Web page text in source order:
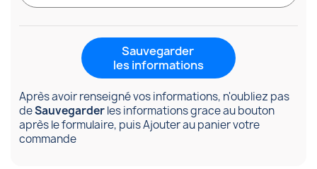
Sauvegarder
les informations
Après avoir renseigné vos informations, n'oubliez pas
deSauvegarderles informations grace au bouton
après le formulaire, puis Ajouter au panier votre
commande